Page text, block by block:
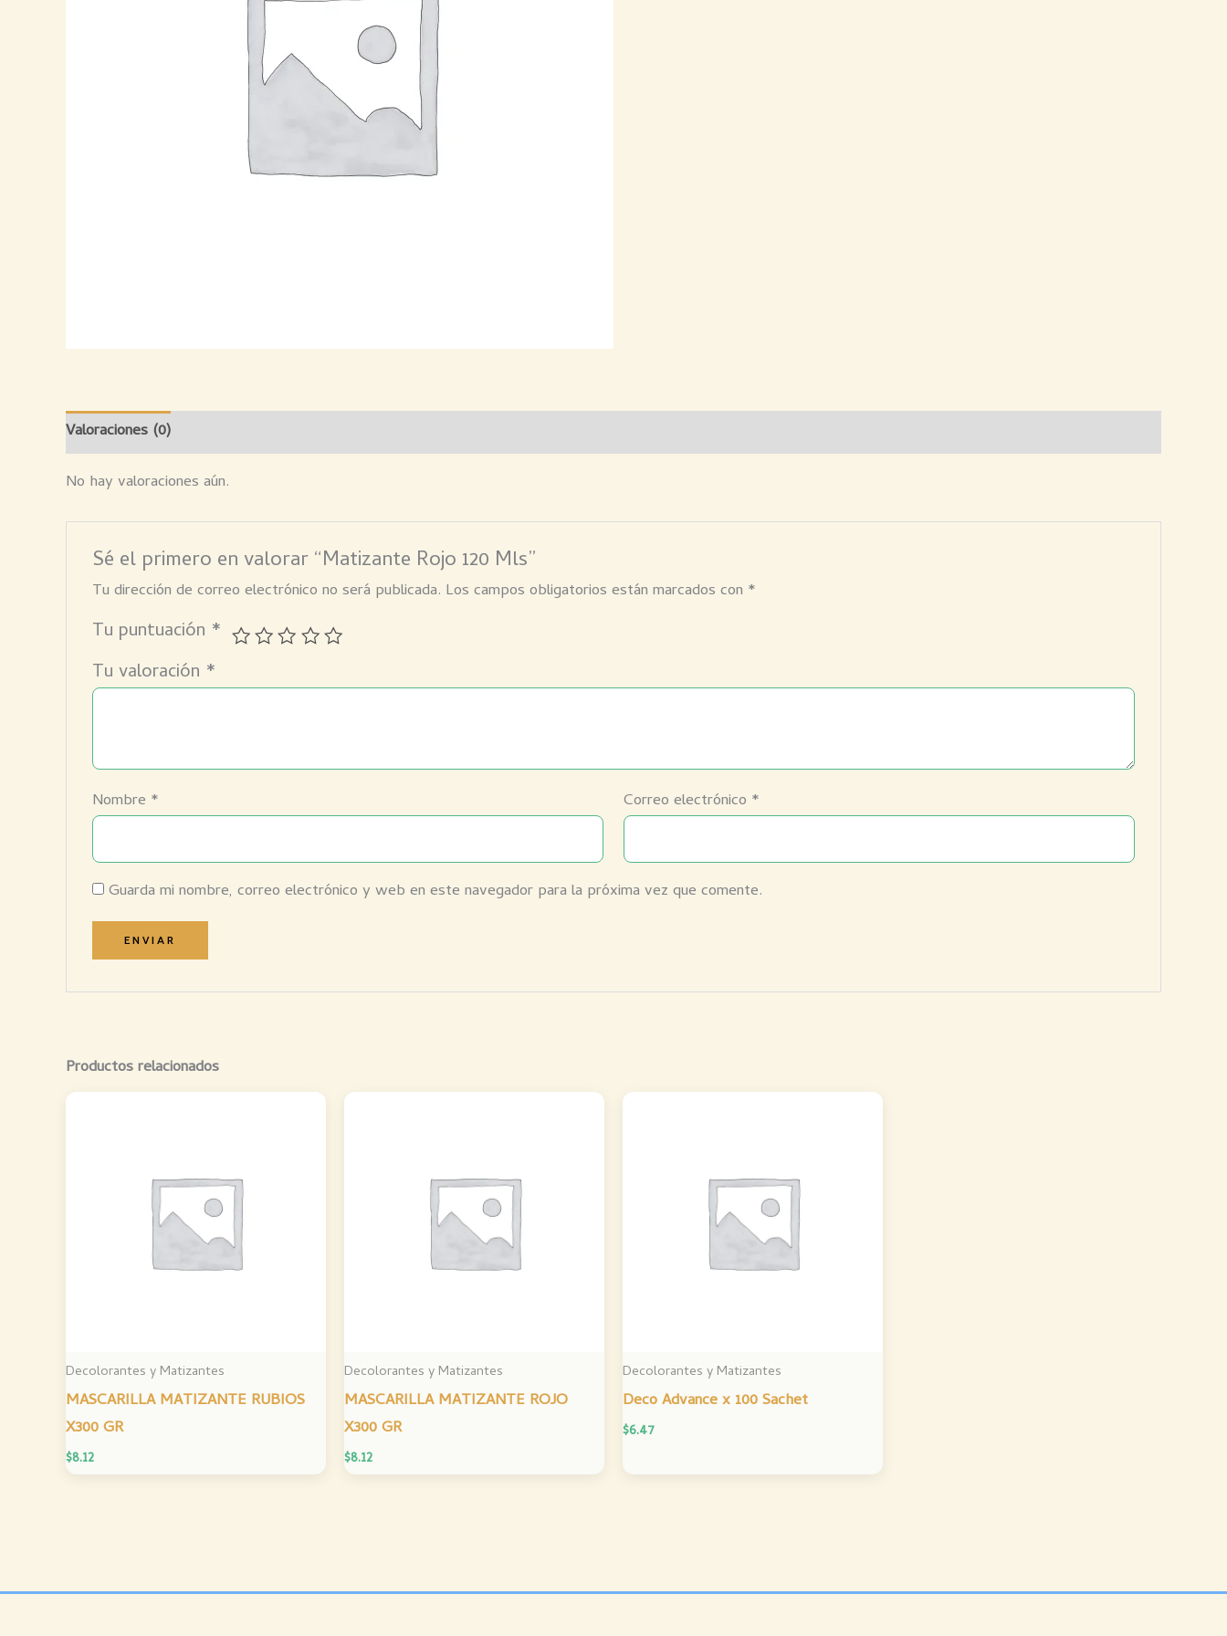
Valoraciones (0)
No hay valoraciones aún.
Sé el primero en valorar “Matizante Rojo 120 Mls”
Tu dirección de correo electrónico no será publicada. Los campos obligatorios están marcados con *
Tu puntuación *
Tu valoración *
Nombre * Correo electrónico *
Guarda mi nombre, correo electrónico y web en este navegador para la próxima vez que comente.
Productos relacionados
Decolorantes y Matizantes
MASCARILLA MATIZANTE RUBIOS
X300 GR
$8.12
Decolorantes y Matizantes
MASCARILLA MATIZANTE ROJO
X300 GR
$8.12
Decolorantes y Matizantes
Deco Advance x 100 Sachet
$6.47